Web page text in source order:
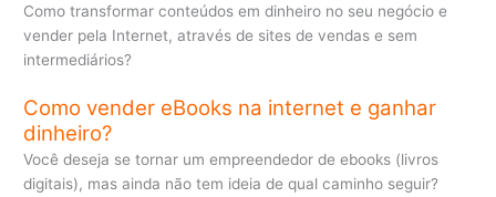
Como transformar conteúdos em dinheiro no seu negócio e
vender pela Internet, através de sites de vendas e sem
intermediários?
Como vender eBooks na internet e ganhar
dinheiro?
Você deseja se tornar um empreendedor de ebooks (livros
digitais), mas ainda não tem ideia de qual caminho seguir?